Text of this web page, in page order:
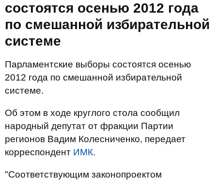
состоятся осенью 2012 года
по смешанной избирательной
системе
Парламентские выборы состоятся осенью
2012 года по смешанной избирательной
системе.
Об этом в ходе круглого стола сообщил
народный депутат от фракции Партии
регионов Вадим Колесниченко, передает
корреспондент ИМК.
"Соответствующим законопроектом